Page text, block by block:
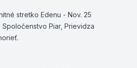
stretko Edenu - Nov. 25
Spoločenstvo Piar, Prievidza